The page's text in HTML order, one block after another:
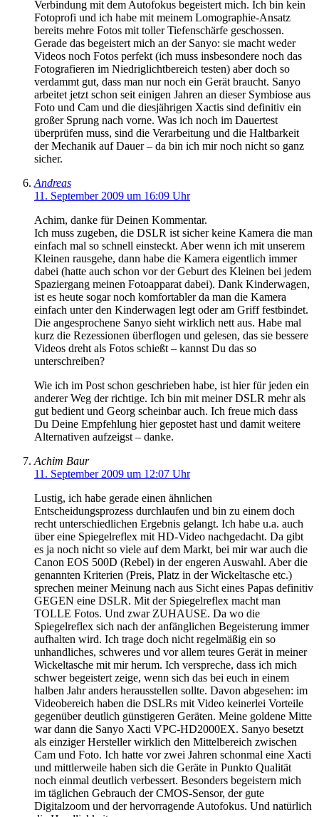
Verbindung mit dem Autofokus begeistert mich. Ich bin kein
Fotoprofi und ich habe mit meinem Lomographie-Ansatz
bereits mehre Fotos mit toller Tiefenschärfe geschossen.
Gerade das begeistert mich an der Sanyo: sie macht weder
Videos noch Fotos perfekt (ich muss insbesondere noch das
Fotografieren im Niedriglichtbereich testen) aber doch so
verdammt gut, dass man nur noch ein Gerät braucht. Sanyo
arbeitet jetzt schon seit einigen Jahren an dieser Symbiose aus
Foto und Cam und die diesjährigen Xactis sind definitiv ein
großer Sprung nach vorne. Was ich noch im Dauertest
überprüfen muss, sind die Verarbeitung und die Haltbarkeit
der Mechanik auf Dauer – da bin ich mir noch nicht so ganz
sicher.
Andreas
11. September 2009 um 16:09 Uhr
Achim, danke für Deinen Kommentar.
Ich muss zugeben, die DSLR ist sicher keine Kamera die man
einfach mal so schnell einsteckt. Aber wenn ich mit unserem
Kleinen rausgehe, dann habe die Kamera eigentlich immer
dabei (hatte auch schon vor der Geburt des Kleinen bei jedem
Spaziergang meinen Fotoapparat dabei). Dank Kinderwagen,
ist es heute sogar noch komfortabler da man die Kamera
einfach unter den Kinderwagen legt oder am Griff festbindet.
Die angesprochene Sanyo sieht wirklich nett aus. Habe mal
kurz die Rezessionen überflogen und gelesen, das sie bessere
Videos dreht als Fotos schießt – kannst Du das so
unterschreiben?
Wie ich im Post schon geschrieben habe, ist hier für jeden ein
anderer Weg der richtige. Ich bin mit meiner DSLR mehr als
gut bedient und Georg scheinbar auch. Ich freue mich dass
Du Deine Empfehlung hier gepostet hast und damit weitere
Alternativen aufzeigst – danke.
Achim Baur
11. September 2009 um 12:07 Uhr
Lustig, ich habe gerade einen ähnlichen
Entscheidungsprozess durchlaufen und bin zu einem doch
recht unterschiedlichen Ergebnis gelangt. Ich habe u.a. auch
über eine Spiegelreflex mit HD-Video nachgedacht. Da gibt
es ja noch nicht so viele auf dem Markt, bei mir war auch die
Canon EOS 500D (Rebel) in der engeren Auswahl. Aber die
genannten Kriterien (Preis, Platz in der Wickeltasche etc.)
sprechen meiner Meinung nach aus Sicht eines Papas definitiv
GEGEN eine DSLR. Mit der Spiegelreflex macht man
TOLLE Fotos. Und zwar ZUHAUSE. Da wo die
Spiegelreflex sich nach der anfänglichen Begeisterung immer
aufhalten wird. Ich trage doch nicht regelmäßig ein so
unhandliches, schweres und vor allem teures Gerät in meiner
Wickeltasche mit mir herum. Ich verspreche, dass ich mich
schwer begeistert zeige, wenn sich das bei euch in einem
halben Jahr anders herausstellen sollte. Davon abgesehen: im
Videobereich haben die DSLRs mit Video keinerlei Vorteile
gegenüber deutlich günstigeren Geräten. Meine goldene Mitte
war dann die Sanyo Xacti VPC-HD2000EX. Sanyo besetzt
als einziger Hersteller wirklich den Mittelbereich zwischen
Cam und Foto. Ich hatte vor zwei Jahren schonmal eine Xacti
und mittlerweile haben sich die Geräte in Punkto Qualität
noch einmal deutlich verbessert. Besonders begeistern mich
im täglichen Gebrauch der CMOS-Sensor, der gute
Digitalzoom und der hervorragende Autofokus. Und natürlich